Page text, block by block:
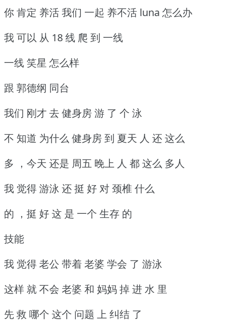
你 肯定 养活 我们 一起 养不活 luna 怎么办
我 可以 从 18 线 爬 到 一线
一线 笑星 怎么样
跟 郭德纲 同台
我们 刚才 去 健身房 游 了 个 泳
不 知道 为什么 健身房 到 夏天 人 还 这么
多 ，今天 还是 周五 晚上 人 都 这么 多人
我 觉得 游泳 还 挺 好 对 颈椎 什么
的 ，挺 好 这 是 一个 生存 的
技能
我 觉得 老公 带着 老婆 学会 了 游泳
这样 就 不会 老婆 和 妈妈 掉 进 水 里
先 救 哪个 这个 问题 上 纠结 了